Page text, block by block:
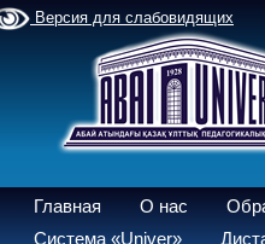
Версия для слабовидящих
Главная О нас
Система «Univer»